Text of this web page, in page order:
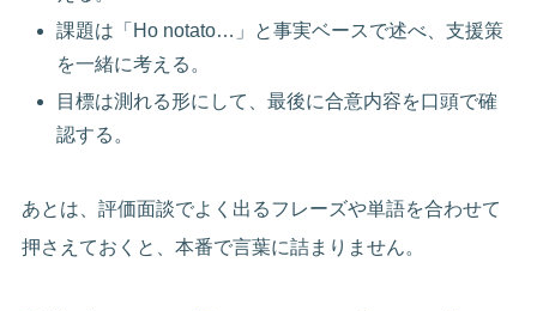
課題は「Ho notato…」と事実ベースで述べ、支援策
を一緒に考える。
目標は測れる形にして、最後に合意内容を口頭で確
認する。
あとは、評価面談でよく出るフレーズや単語を合わせて
押さえておくと、本番で言葉に詰まりません。